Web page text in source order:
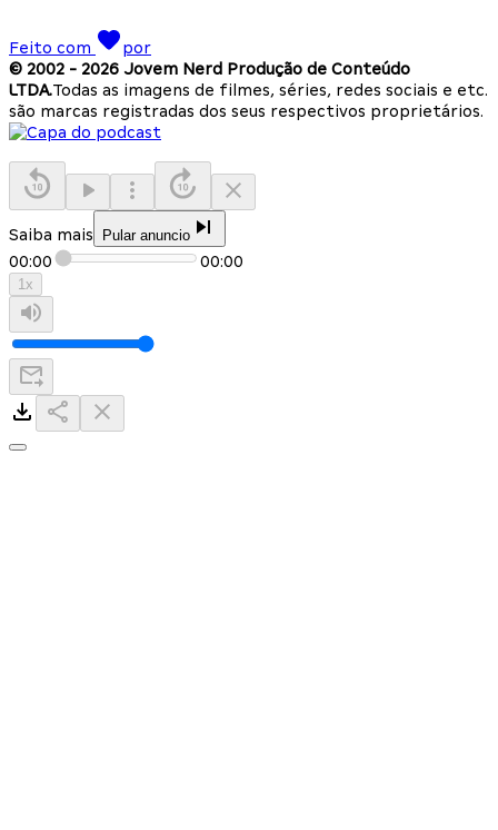
Feito com
por
© 2002 - 2026 Jovem Nerd Produção de Conteúdo
LTDA.Todas as imagens de filmes, séries, redes sociais e etc.
são marcas registradas dos seus respectivos proprietários.
Saiba mais Pular anuncio
00:00 00:00
1x